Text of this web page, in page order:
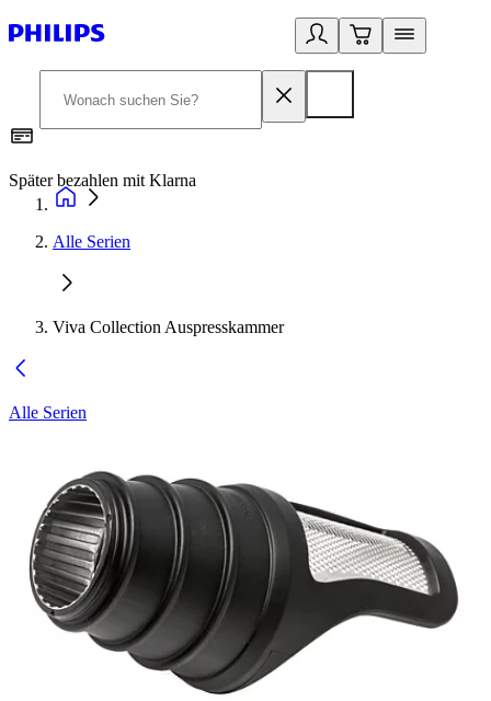
Später bezahlen mit Klarna
Alle Serien
Viva Collection Auspresskammer
Alle Serien